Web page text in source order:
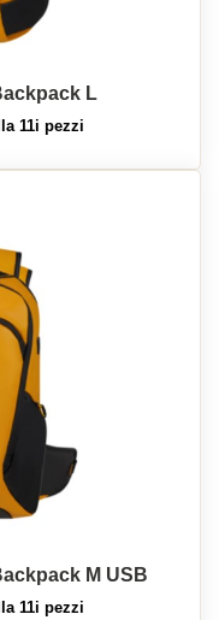
L
11i pezzi
M USB
11i pezzi